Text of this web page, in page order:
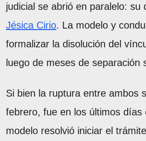
judicial se abrió en paralelo: su
Jésica Cirio. La modelo y
formalizar la disolución del
luego de meses de separación
Si bien la ruptura entre ambos
febrero, fue en los últimos días
modelo resolvió iniciar el